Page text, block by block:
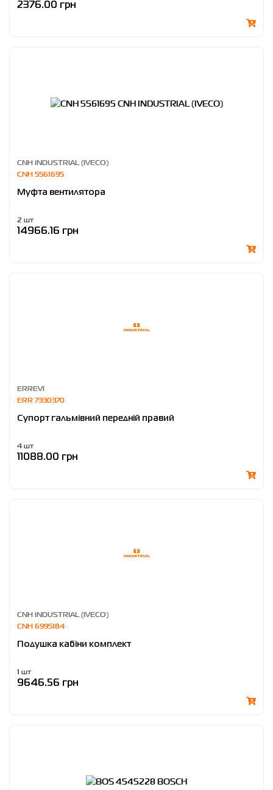
2376.00 грн
CNH INDUSTRIAL (IVECO)
CNH 5561695
Муфта вентилятора
2 шт
14966.16 грн
ERREVI
ERR 7330370
Супорт гальмівний передній правий
4 шт
11088.00 грн
CNH INDUSTRIAL (IVECO)
CNH 6995184
Подушка кабіни комплект
1 шт
9646.56 грн